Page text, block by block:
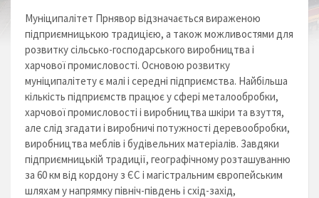
Муніципалітет Прнявор відзначається вираженою
підприємницькою традицією, а також можливостями для
розвитку сільсько-господарського виробництва і
харчової промисловості. Основою розвитку
муніципалітету є малі і середні підприємства. Найбільша
кількість підприємств працює у сфері металообробки,
харчової промисловості і виробництва шкіри та взуття,
але слід згадати і виробничі потужності деревообробки,
виробництва меблів і будівельних матеріалів. Завдяки
підприємницькій традиції, географічному розташуванню
за 60 км від кордону з ЄС і магістральним європейським
шляхам у напрямку північ-південь і схід-захід,